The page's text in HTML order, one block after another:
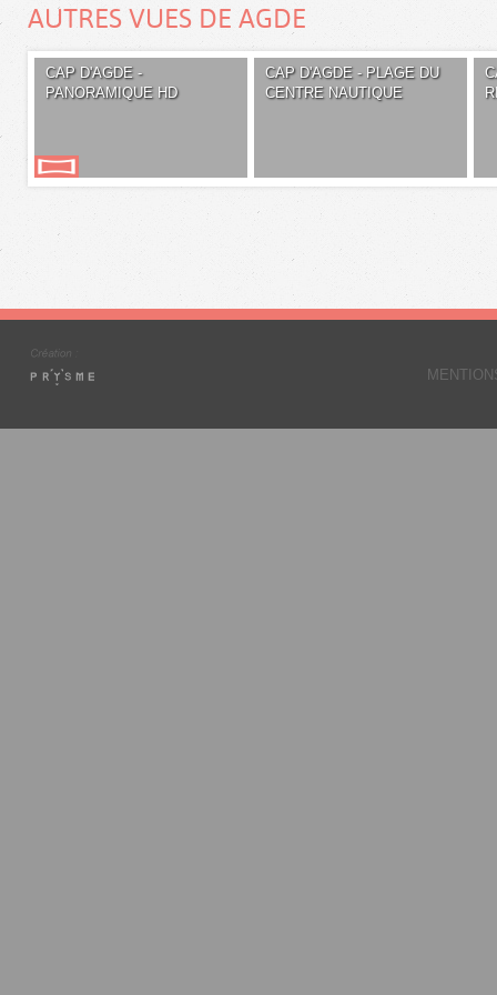
AUTRES VUES DE AGDE
CAP D'AGDE -
PANORAMIQUE HD
CAP D'AGDE - PLAGE DU
CENTRE NAUTIQUE